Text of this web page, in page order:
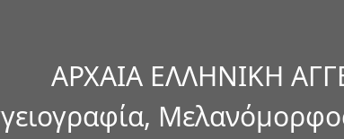
ΑΡΧΑΙΑ ΕΛΛΗΝΙΚΗ